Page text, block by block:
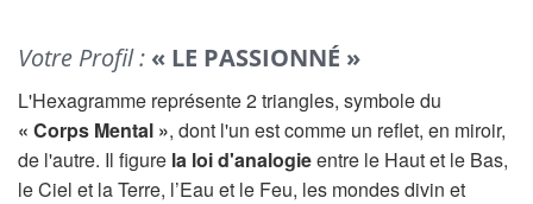
Votre Profil : « LE PASSIONNÉ »
L'Hexagramme représente 2 triangles, symbole du
« Corps Mental », dont l'un est comme un reflet, en miroir,
de l'autre. Il figure la loi d'analogieentre le Haut et le Bas,
le Ciel et la Terre, l’Eau et le Feu, les mondes divin et